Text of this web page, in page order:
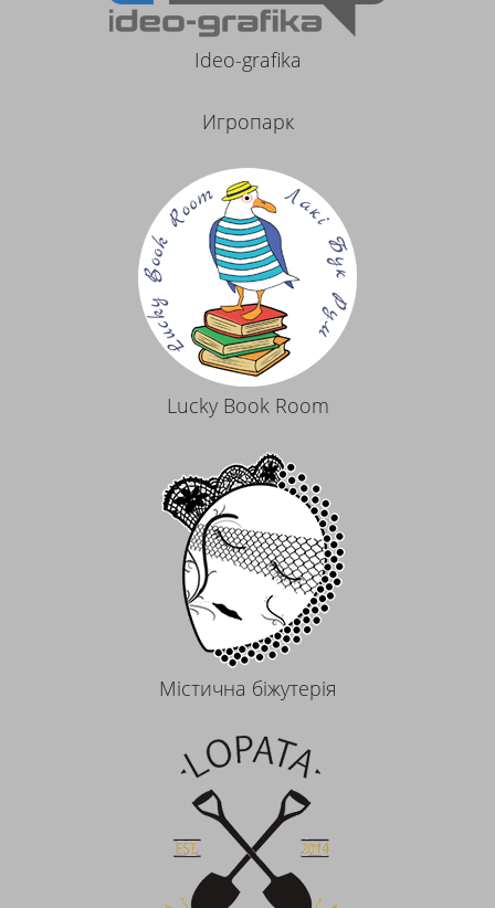
Ideo-grafika
Игропарк
Lucky Book Room
Містична біжутерія